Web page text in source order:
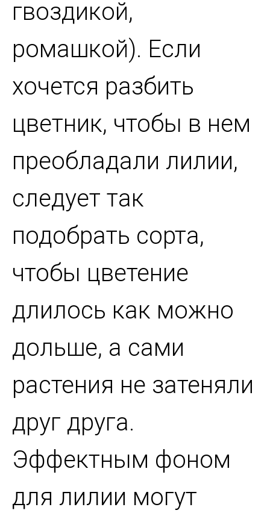
гвоздикой,
ромашкой). Если
хочется разбить
цветник, чтобы в нем
преобладали лилии,
следует так
подобрать сорта,
чтобы цветение
длилось как можно
дольше, а сами
растения не затеняли
друг друга.
Эффектным фоном
для лилии могут